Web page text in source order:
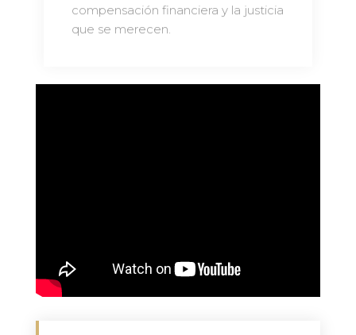
compensación financiera y la justicia
que se merecen.